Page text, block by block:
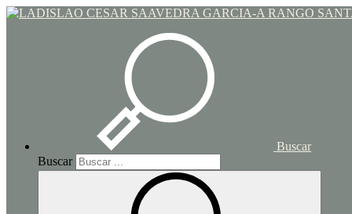
Buscar
Buscar
Toggle navigation